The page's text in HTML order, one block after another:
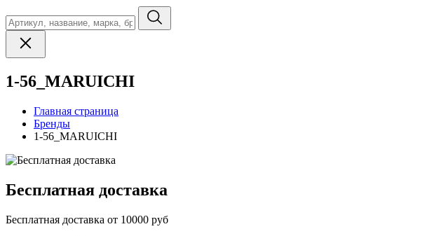
1-56_MARUICHI
Главная страница
Бренды
1-56_MARUICHI
Бесплатная доставка
Бесплатная доставка от 10000 руб